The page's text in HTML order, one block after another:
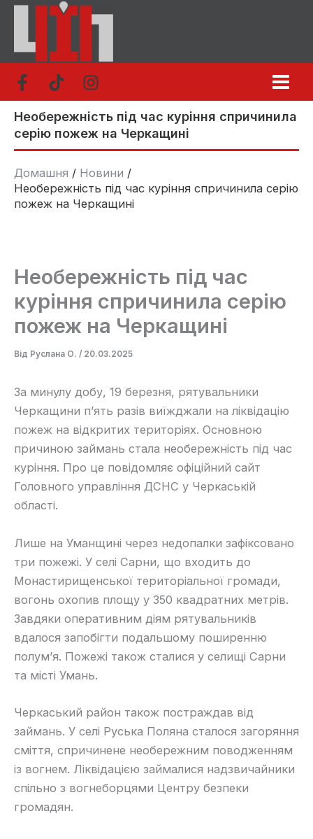
Перейти
вмісту
Необережність під час куріння спричинила
серію пожеж на Черкащині
Домашня
Новини
Необережність під час куріння спричинила серію
пожеж на Черкащині
Необережність під час
куріння спричинила серію
пожеж на Черкащині
Від Руслана О. / 20.03.2025
За минулу добу, 19 березня, рятувальники
Черкащини п’ять разів виїжджали на ліквідацію
пожеж на відкритих територіях. Основною
причиною займань стала необережність під час
куріння. Про це повідомляє офіційний сайт
Головного управління ДСНС у Черкаській
області.
Лише на Уманщині через недопалки зафіксовано
три пожежі. У селі Сарни, що входить до
Монастирищенської територіальної громади,
вогонь охопив площу у 350 квадратних метрів.
Завдяки оперативним діям рятувальників
вдалося запобігти подальшому поширенню
полум’я. Пожежі також сталися у селищі Сарни
та місті Умань.
Черкаський район також постраждав від
займань. У селі Руська Поляна сталося загоряння
сміття, спричинене необережним поводженням
із вогнем. Ліквідацією займалися надзвичайники
спільно з вогнеборцями Центру безпеки
громадян.